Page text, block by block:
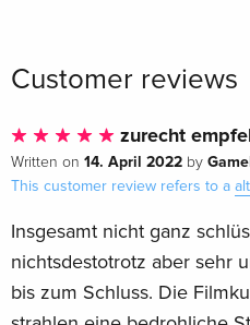
Customer reviews
zurecht
Written on 14. April 2022 by
This customer review refers to a
Insgesamt nicht ganz
nichtsdestotrotz aber sehr
bis zum Schluss. Die